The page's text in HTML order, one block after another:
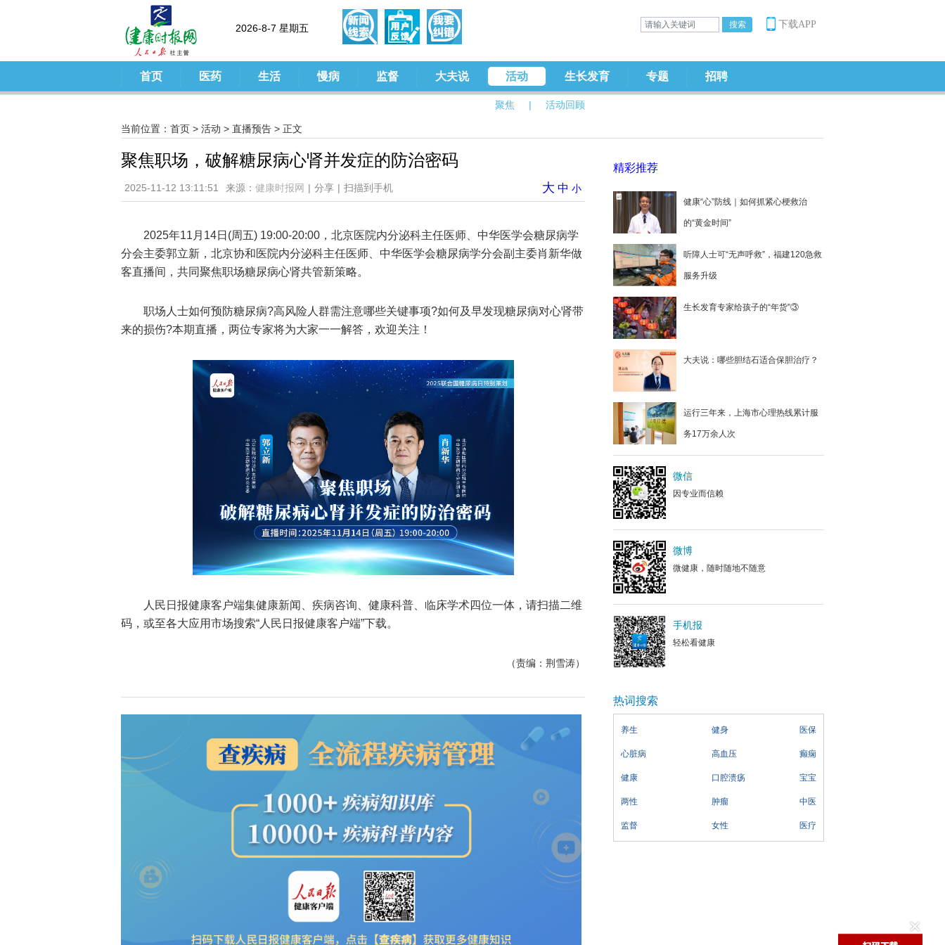
2026-8-7 星期五 下载APP
首页 医药 生活 慢病 监督 大夫说 活动
聚焦 | 活动回顾
生长发育 专题 招聘
当前位置： 首页 > 活动 > 直播预告 > 正文
聚焦职场，破解糖尿病心肾并发症的防治密码
2025-11-12 13:11:51 来源： 健康时报网 | 分享 | 扫描到手机 大 中 小
2025年11月14日(周五) 19:00-20:00，北京医院内分泌科主任医师、中华医学会糖尿病学
分会主委郭立新，北京协和医院内分泌科主任医师、中华医学会糖尿病学分会副主委肖新华做
客直播间，共同聚焦职场糖尿病心肾共管新策略。
职场人士如何预防糖尿病?高风险人群需注意哪些关键事项?如何及早发现糖尿病对心肾带
来的损伤?本期直播，两位专家将为大家一一解答，欢迎关注！
人民日报健康客户端集健康新闻、疾病咨询、健康科普、临床学术四位一体，请扫描二维
码，或至各大应用市场搜索“人民日报健康客户端”下载。
（责编：荆雪涛）
精彩推荐
健康“心”防线｜如何抓紧心梗救治
的“黄金时间”
听障人士可“无声呼救”，福建120急救
服务升级
生长发育专家给孩子的“年货”③
大夫说：哪些胆结石适合保胆治疗？
运行三年来，上海市心理热线累计服
务17万余人次
微信
因专业而信赖
微博
微健康，随时随地不随意
手机报
轻松看健康
热词搜索
养生 健身 医保
心脏病 高血压 癫痫
健康 口腔溃疡 宝宝
两性 肿瘤 中医
监督 女性 医疗